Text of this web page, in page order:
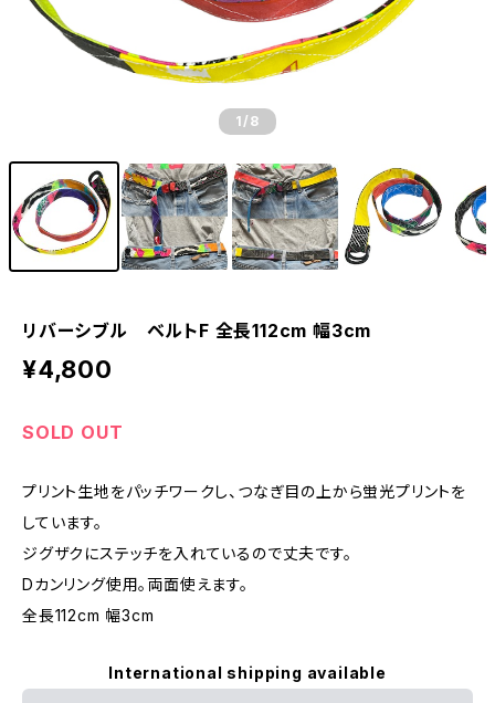
1 /8
リバーシブル ベルトF 全長112cm 幅3cm
¥4,800
SOLD OUT
プリント生地をパッチワークし、つなぎ目の上から蛍光プリントを
しています。
ジグザクにステッチを入れているので丈夫です。
Dカンリング使用。両面使えます。
全長112cm 幅3cm
International shipping available